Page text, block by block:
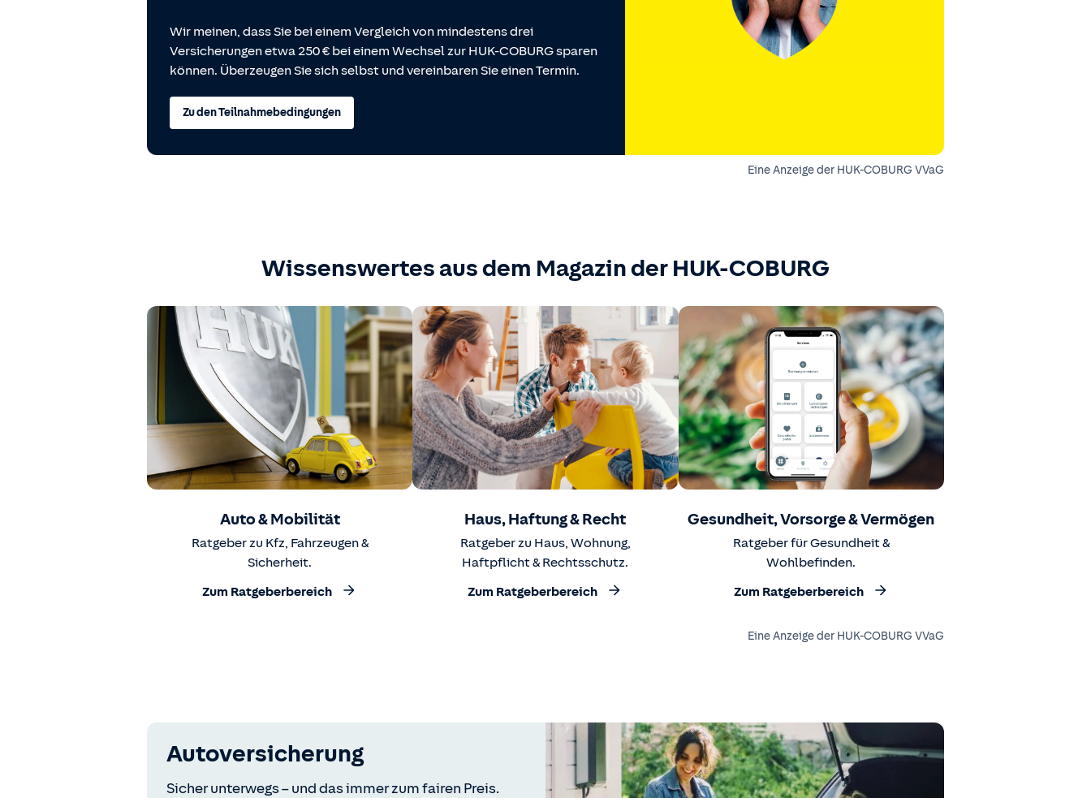
Wir meinen, dass Sie bei einem Vergleich von mindestens drei
Versicherungen etwa 250 € bei einem Wechsel zur HUK-COBURG sparen
können. Überzeugen Sie sich selbst und vereinbaren Sie einen Termin.
Zu den Teilnahmebedingungen
Eine Anzeige der HUK-COBURG VVaG
Wissenswertes aus dem Magazin der HUK-COBURG
Auto & Mobilität
Ratgeber zu Kfz, Fahrzeugen &
Sicherheit.
Zum Ratgeberbereich
Haus, Haftung & Recht
Ratgeber zu Haus, Wohnung,
Haftpflicht & Rechtsschutz.
Zum Ratgeberbereich
Gesundheit, Vorsorge & Vermögen
Ratgeber für Gesundheit &
Wohlbefinden.
Zum Ratgeberbereich
Eine Anzeige der HUK-COBURG VVaG
Autoversicherung
Sicher unterwegs – und das immer zum fairen Preis.